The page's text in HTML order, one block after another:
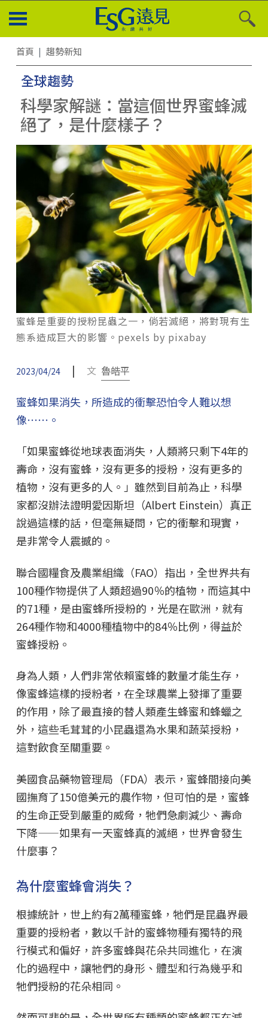
首頁 趨勢新知
全球趨勢
科學家解謎：當這個世界蜜蜂滅
絕了，是什麼樣子？
蜜蜂是重要的授粉昆蟲之一，倘若滅絕，將對現有生
態系造成巨大的影響。pexels by pixabay
2023/04/24 | 文 魯皓平
蜜蜂如果消失，所造成的衝擊恐怕令人難以想
像⋯⋯。
「如果蜜蜂從地球表面消失，人類將只剩下4年的
壽命，沒有蜜蜂，沒有更多的授粉，沒有更多的
植物，沒有更多的人。」雖然到目前為止，科學
家都沒辦法證明愛因斯坦（Albert Einstein）真正
說過這樣的話，但毫無疑問，它的衝擊和現實，
是非常令人震撼的。
聯合國糧食及農業組織（FAO）指出，全世界共有
100種作物提供了人類超過90％的植物，而這其中
的71種，是由蜜蜂所授粉的，光是在歐洲，就有
264種作物和4000種植物中的84％比例，得益於
蜜蜂授粉。
身為人類，人們非常依賴蜜蜂的數量才能生存，
像蜜蜂這樣的授粉者，在全球農業上發揮了重要
的作用，除了最直接的替人類產生蜂蜜和蜂蠟之
外，這些毛茸茸的小昆蟲還為水果和蔬菜授粉，
這對飲食至關重要。
美國食品藥物管理局（FDA）表示，蜜蜂間接向美
國撫育了150億美元的農作物，但可怕的是，蜜蜂
的生命正受到嚴重的威脅，牠們急劇減少、壽命
下降——如果有一天蜜蜂真的滅絕，世界會發生
什麼事？
為什麼蜜蜂會消失？
根據統計，世上約有2萬種蜜蜂，牠們是昆蟲界最
重要的授粉者，數以千計的蜜蜂物種有獨特的飛
行模式和偏好，許多蜜蜂與花朵共同進化，在演
化的過程中，讓牠們的身形、體型和行為幾乎和
牠們授粉的花朵相同。